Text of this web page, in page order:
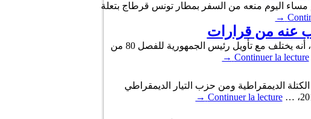
تم مساء اليوم منعه من السفر بمطار تونس قرطاج بتعلة
→
أعلن التيار الديمقراطي عقب اجتماع طارئ لمكتبه السياسي وكتلته النيابية في بلاغ له صباح اليوم الاثنين، أنه يختلف مع تأويل رئيس الجمهورية للفصل 80 من
Continuer la lecture
→
الديمقراطية ومن حزب التيار الديمقراطي
Continuer la lecture
→